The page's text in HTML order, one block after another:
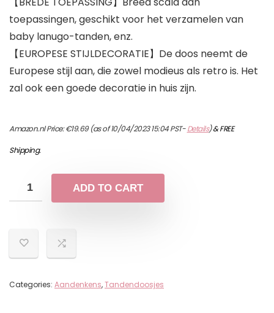
toepassingen, geschikt voor het verzamelen van
baby lanugo-tanden, enz.
【EUROPESE STIJLDECORATIE】De doos neemt de
Europese stijl aan, die zowel modieus als retro is. Het
zal ook een goede decoratie in huis zijn.
Amazon.nl Price:€19.69(as of 10/04/2023 15:04 PST-Details)&FREE
Shipping.
ADD TO CART
Categories: Aandenkens,Tandendoosjes